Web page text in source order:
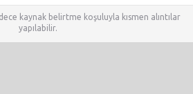
kaynak belirtme koşuluyla kısmen alıntılar
yapılabilir.